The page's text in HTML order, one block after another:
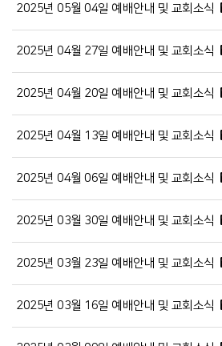
2025년 05월 04일 예배안내 및 교회소식
2025년 04월 27일 예배안내 및 교회소식
2025년 04월 20일 예배안내 및 교회소식
2025년 04월 13일 예배안내 및 교회소식
2025년 04월 06일 예배안내 및 교회소식
2025년 03월 30일 예배안내 및 교회소식
2025년 03월 23일 예배안내 및 교회소식
2025년 03월 16일 예배안내 및 교회소식